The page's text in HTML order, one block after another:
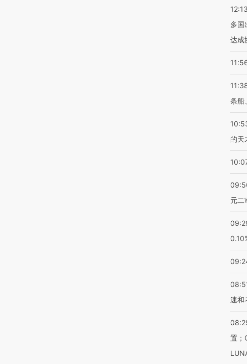
12:13
多国
达成
条船
的天
元二
速和
置；